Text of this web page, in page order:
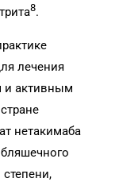
8.
лечения
и активным
нетакимаба